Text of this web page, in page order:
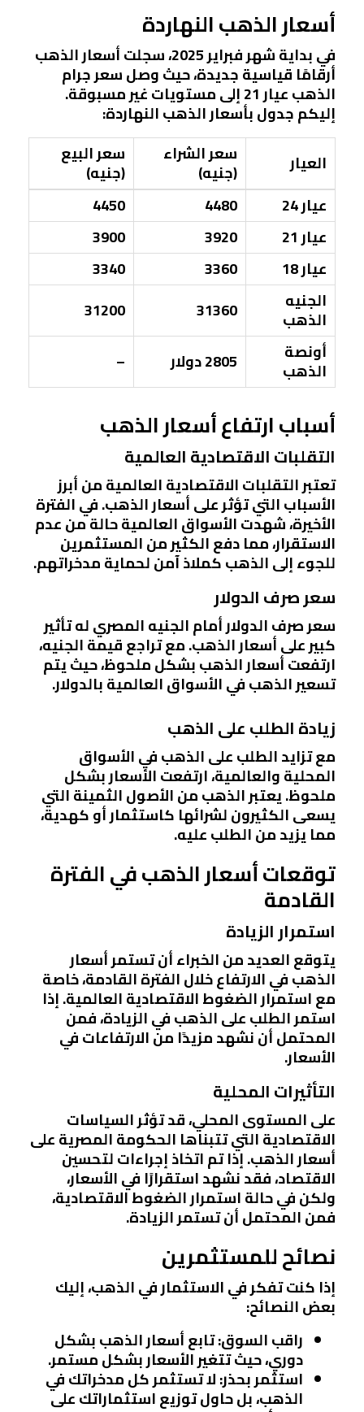
أسعار الذهب النهاردة
في بداية شهر فبراير 2025، سجلت أسعار الذهب
أرقامًا قياسية جديدة، حيث وصل سعر جرام
الذهب عيار 21 إلى مستويات غير مسبوقة.
إليكم جدول بأسعار الذهب النهاردة:
العيار
سعر الشراء
(جنيه)
سعر البيع
(جنيه)
عيار 24
4480
4450
عيار 21
3920
3900
عيار 18
3360
3340
الجنيه
الذهب 31360
31200
أونصة
الذهب 2805 دولار –
أسباب ارتفاع أسعار الذهب
التقلبات الاقتصادية العالمية
تعتبر التقلبات الاقتصادية العالمية من أبرز
الأسباب التي تؤثر على أسعار الذهب. في الفترة
الأخيرة، شهدت الأسواق العالمية حالة من عدم
الاستقرار، مما دفع الكثير من المستثمرين
للجوء إلى الذهب كملاذ آمن لحماية مدخراتهم.
سعر صرف الدولار
سعر صرف الدولار أمام الجنيه المصري له تأثير
كبير على أسعار الذهب. مع تراجع قيمة الجنيه،
ارتفعت أسعار الذهب بشكل ملحوظ، حيث يتم
تسعير الذهب في الأسواق العالمية بالدولار.
زيادة الطلب على الذهب
مع تزايد الطلب على الذهب في الأسواق
المحلية والعالمية، ارتفعت الأسعار بشكل
ملحوظ. يعتبر الذهب من الأصول الثمينة التي
يسعى الكثيرون لشرائها كاستثمار أو كهدية،
مما يزيد من الطلب عليه.
توقعات أسعار الذهب في الفترة
القادمة
استمرار الزيادة
يتوقع العديد من الخبراء أن تستمر أسعار
الذهب في الارتفاع خلال الفترة القادمة، خاصة
مع استمرار الضغوط الاقتصادية العالمية. إذا
استمر الطلب على الذهب في الزيادة، فمن
المحتمل أن نشهد مزيدًا من الارتفاعات في
الأسعار.
التأثيرات المحلية
على المستوى المحلي، قد تؤثر السياسات
الاقتصادية التي تتبناها الحكومة المصرية على
أسعار الذهب. إذا تم اتخاذ إجراءات لتحسين
الاقتصاد، فقد نشهد استقرارًا في الأسعار،
ولكن في حالة استمرار الضغوط الاقتصادية،
فمن المحتمل أن تستمر الزيادة.
نصائح للمستثمرين
إذا كنت تفكر في الاستثمار في الذهب، إليك
بعض النصائح:
راقب السوق: تابع أسعار الذهب بشكل
دوري، حيث تتغير الأسعار بشكل مستمر.
استثمر بحذر: لا تستثمر كل مدخراتك في
الذهب، بل حاول توزيع استثماراتك على